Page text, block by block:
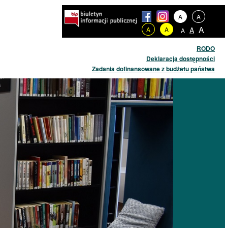
A
A
A
A A A A
RODO
Deklaracja dostępności
Zadania dofinansowane z budżetu państwa